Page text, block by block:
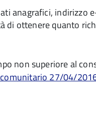
anagrafici, indirizzo
di ottenere quanto
non superiore al
27/04/